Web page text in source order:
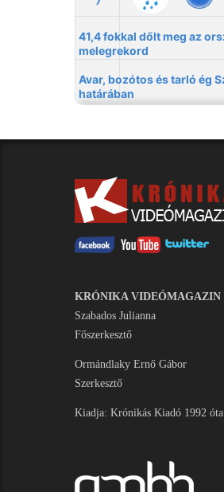
KRÓNIKA VIDEÓMAGAZIN
Szabados Julianna
Főszerkesztő
Ormándlaky Ernő Gábor
Szerkesztő
Kiadja: Krónikás Kiadó 1992 óta.